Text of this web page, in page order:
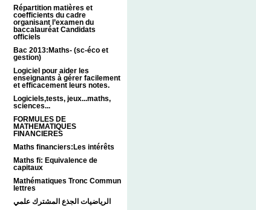
Répartition matières et
coefficients du cadre
organisant l’examen du
baccalauréat Candidats
officiels
Bac 2013:Maths- (sc-éco et
gestion)
Logiciel pour aider les
enseignants à gérer facilement
et efficacement leurs notes.
Logiciels,tests, jeux...maths,
sciences...
FORMULES DE
MATHEMATIQUES
FINANCIERES
Maths financiers:Les intérêts
Maths fi: Equivalence de
capitaux
Mathématiques Tronc Commun
lettres
الرياضيات الجذع المشترك علمي